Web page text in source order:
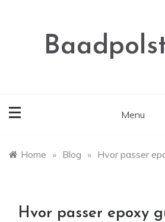
Menu
Home » Blog » Hvor passer
Hvor passer epoxy